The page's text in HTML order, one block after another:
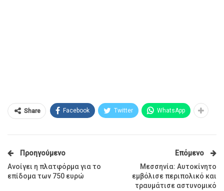
Share Facebook Twitter WhatsApp
Προηγούμενο
Ανοίγει η πλατφόρμα για το
επίδομα των 750 ευρώ
Επόμενο
Μεσσηνία: Αυτοκίνητο
εμβόλισε περιπολικό και
τραυμάτισε αστυνομικό